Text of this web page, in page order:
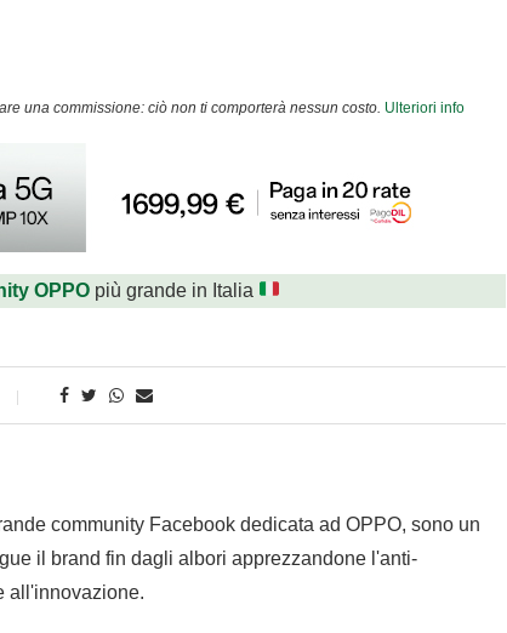
una commissione: ciò non ti comporterà nessun costo. Ulteriori info
OPPO più grande in Italia
community Facebook dedicata ad OPPO, sono un
il brand fin dagli albori apprezzandone l'anti-
all'innovazione.